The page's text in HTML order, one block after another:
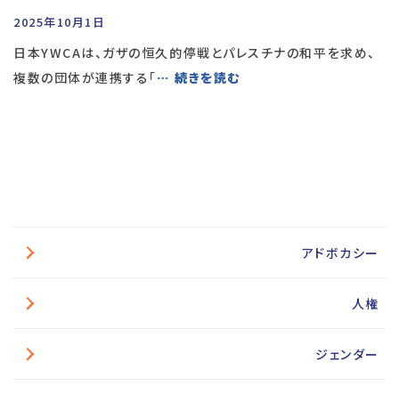
2025年10月1日
日本YWCAは、ガザの恒久的停戦とパレスチナの和平を求め、
複数の団体が連携する「… 続きを読む
アドボカシー
人権
ジェンダー